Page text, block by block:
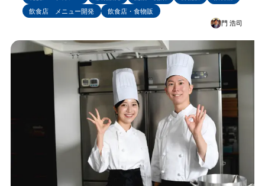
飲食店 メニュー開発
飲食店・食物販
門 浩司